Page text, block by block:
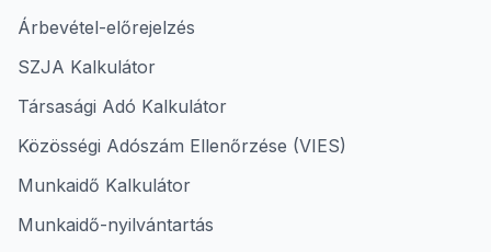
Árbevétel-előrejelzés
SZJA Kalkulátor
Társasági Adó Kalkulátor
Közösségi Adószám Ellenőrzése (VIES)
Munkaidő Kalkulátor
Munkaidő-nyilvántartás